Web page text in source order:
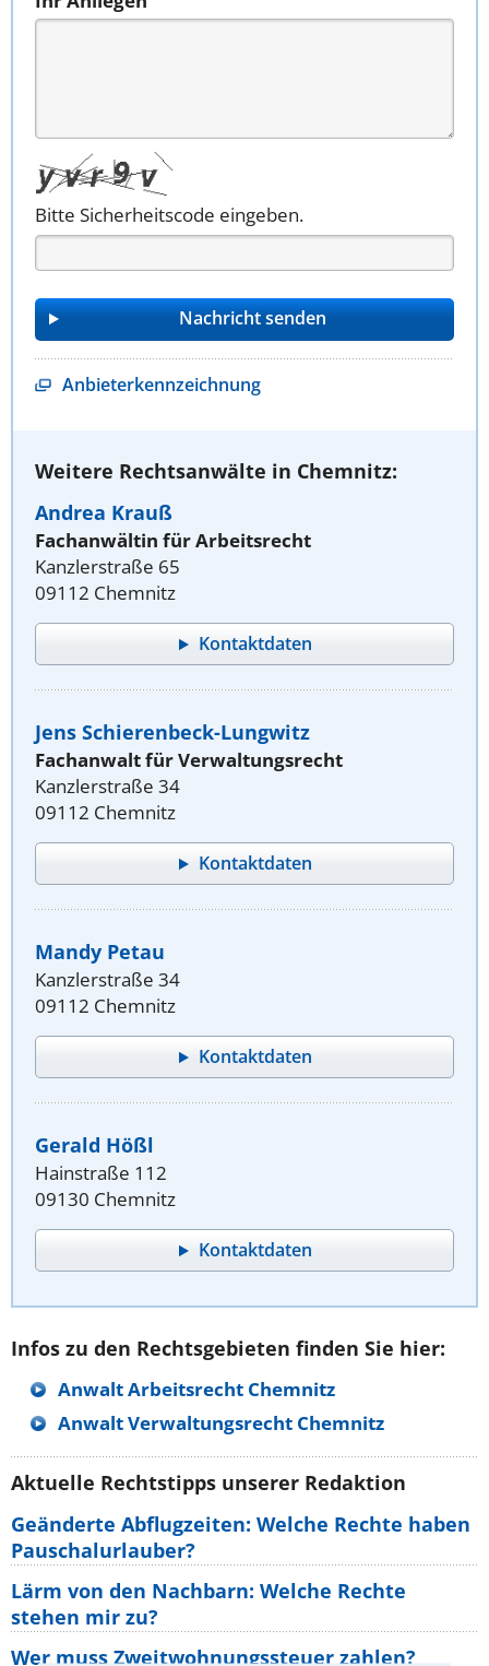
Bitte Sicherheitscode eingeben.
Anbieterkennzeichnung
Weitere Rechtsanwälte in Chemnitz:
Andrea Krauß
Fachanwältin für Arbeitsrecht
Kanzlerstraße 65
09112 Chemnitz
Kontaktdaten
Jens Schierenbeck-Lungwitz
Fachanwalt für Verwaltungsrecht
Kanzlerstraße 34
09112 Chemnitz
Kontaktdaten
Mandy Petau
Kanzlerstraße 34
09112 Chemnitz
Kontaktdaten
Gerald Hößl
Hainstraße 112
09130 Chemnitz
Kontaktdaten
Infos zu den Rechtsgebieten finden Sie hier:
Anwalt Arbeitsrecht Chemnitz
Anwalt Verwaltungsrecht Chemnitz
Aktuelle Rechtstipps unserer Redaktion
Geänderte Abflugzeiten: Welche Rechte haben
Pauschalurlauber?
Lärm von den Nachbarn: Welche Rechte
stehen mir zu?
Wer muss Zweitwohnungssteuer zahlen?